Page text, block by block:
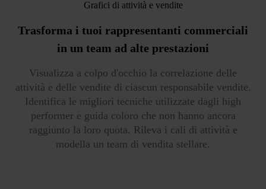
Grafici di attività e vendite
Trasforma i tuoi rappresentanti commerciali
in un team ad alte prestazioni
Visualizza a colpo d'occhio la correlazione delle
attività e delle vendite di ciascun responsabile vendite.
Identifica le migliori tecniche utilizzate dagli high
performer e guida coloro che non hanno ancora
raggiunto la loro quota. Rileva i cali di attività e
modella un team di vendita stellare.